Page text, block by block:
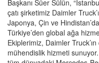
Başkanı Süer Sülün,
çatı şirketimiz Daimler
Japonya, Çin ve
Türkiye’den global ağa
Ekiplerimiz, Daimler
mühendislik hizmeti